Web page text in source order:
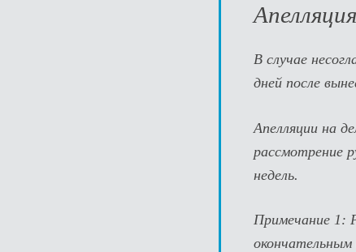
Апелляция
В случае
дней после
Апелляции на
рассмотрение
недель.
Примечание 1: